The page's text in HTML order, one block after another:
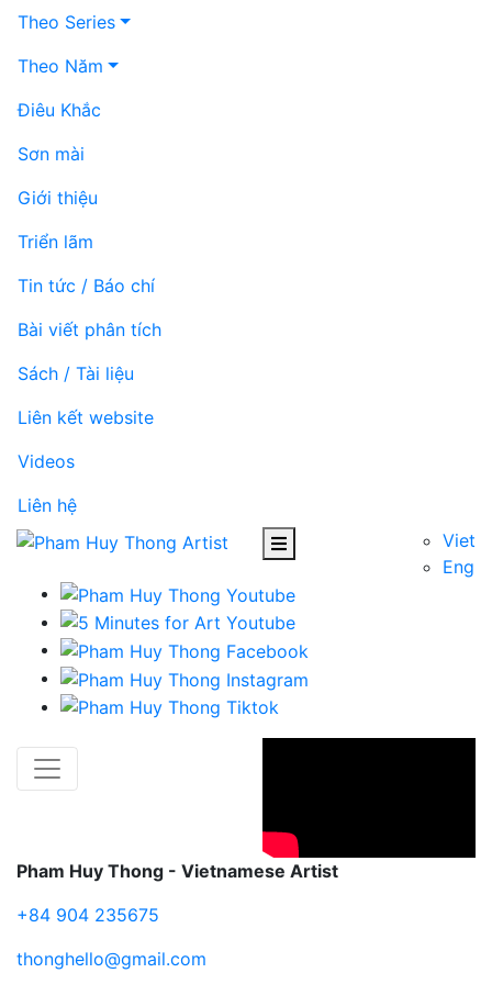
Theo Series
Theo Năm
Điêu Khắc
Sơn mài
Giới thiệu
Triển lãm
Tin tức / Báo chí
Bài viết phân tích
Sách / Tài liệu
Liên kết website
Videos
Liên hệ
Viet
Eng
Pham Huy Thong - Vietnamese Artist
+84 904 235675
thonghello@gmail.com